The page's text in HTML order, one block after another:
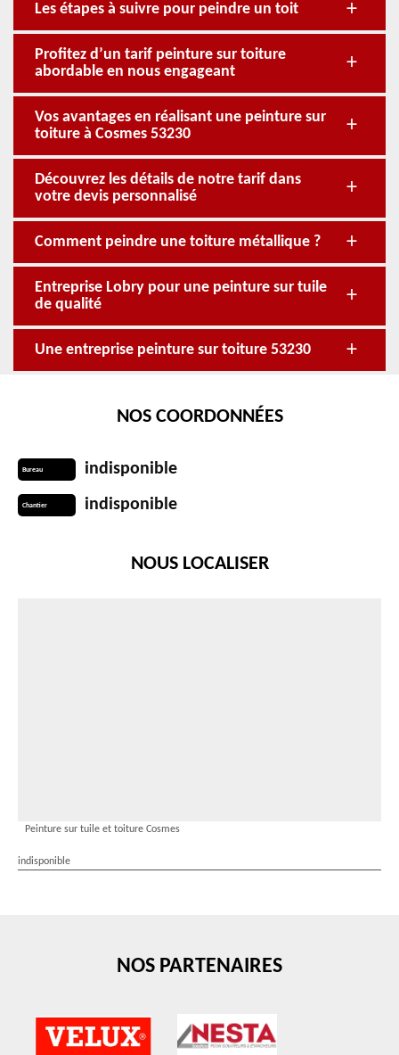
Les étapes à suivre pour peindre un toit
Profitez d’un tarif peinture sur toiture
abordable en nous engageant
Vos avantages en réalisant une peinture sur
toiture à Cosmes 53230
Découvrez les détails de notre tarif dans
votre devis personnalisé
Comment peindre une toiture métallique ?
Entreprise Lobry pour une peinture sur tuile
de qualité
Une entreprise peinture sur toiture 53230
NOS COORDONNÉES
Bureau indisponible
Chantier indisponible
NOUS LOCALISER
Peinture sur tuile et toiture Cosmes
indisponible
NOS PARTENAIRES